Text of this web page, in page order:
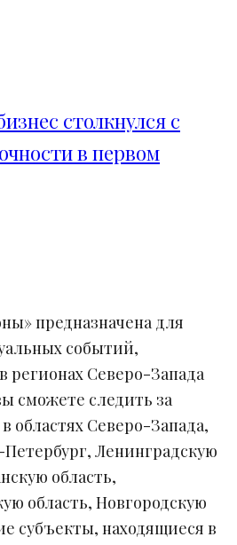
столкнулся с
в первом
предназначена для
событий,
регионах Северо-Запада
сможете следить за
областях Северо-Запада,
Ленинградскую
область,
область, Новгородскую
субъекты, находящиеся в